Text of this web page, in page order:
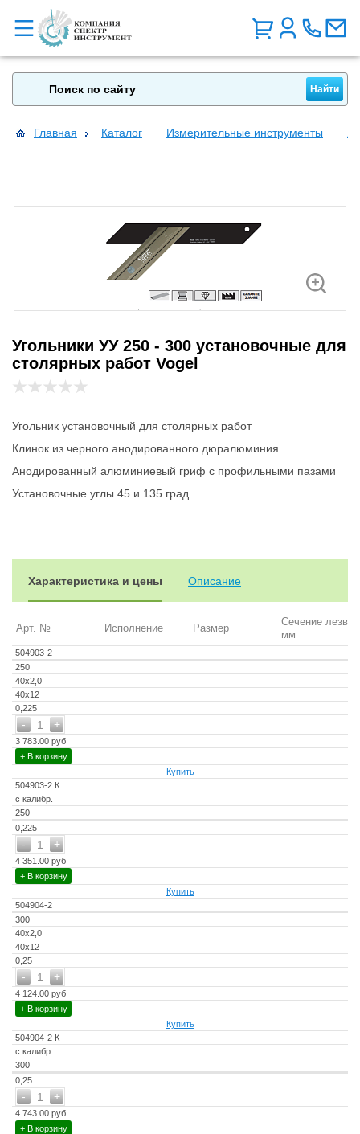
Главная Каталог Измерительные инструменты
Угольники УУ 250 - 300 установочные для
столярных работ Vogel
Угольник установочный для столярных работ
Клинок из черного анодированного дюралюминия
Анодированный алюминиевый гриф с профильными пазами
Установочные углы 45 и 135 град
Характеристика и цены Описание
Арт. № Исполнение Размер
Сечение лезвия
мм
504903-2
250
40х2,0
40х12
0,225
+
- 1
3 783.00 руб
+ В корзину
Купить
504903-2 К
с калибр.
250
0,225
+
- 1
4 351.00 руб
+ В корзину
Купить
504904-2
300
40х2,0
40х12
0,25
+
- 1
4 124.00 руб
+ В корзину
Купить
504904-2 К
с калибр.
300
0,25
+
- 1
4 743.00 руб
+ В корзину